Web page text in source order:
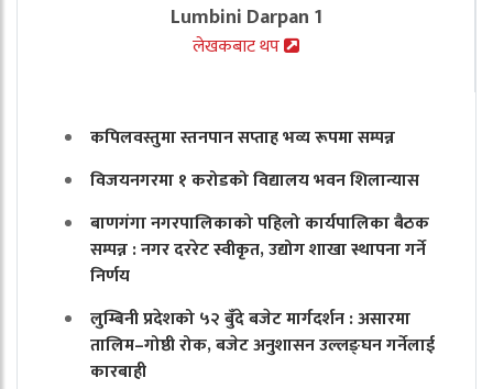
Lumbini Darpan 1
लेखकबाट थप
कपिलवस्तुमा स्तनपान सप्ताह भव्य रूपमा सम्पन्न
विजयनगरमा १ करोडको विद्यालय भवन शिलान्यास
बाणगंगा नगरपालिकाको पहिलो कार्यपालिका बैठक
सम्पन्न : नगर दररेट स्वीकृत, उद्योग शाखा स्थापना गर्ने
निर्णय
लुम्बिनी प्रदेशको ५२ बुँदे बजेट मार्गदर्शन : असारमा
तालिम–गोष्ठी रोक, बजेट अनुशासन उल्लङ्घन गर्नेलाई
कारबाही